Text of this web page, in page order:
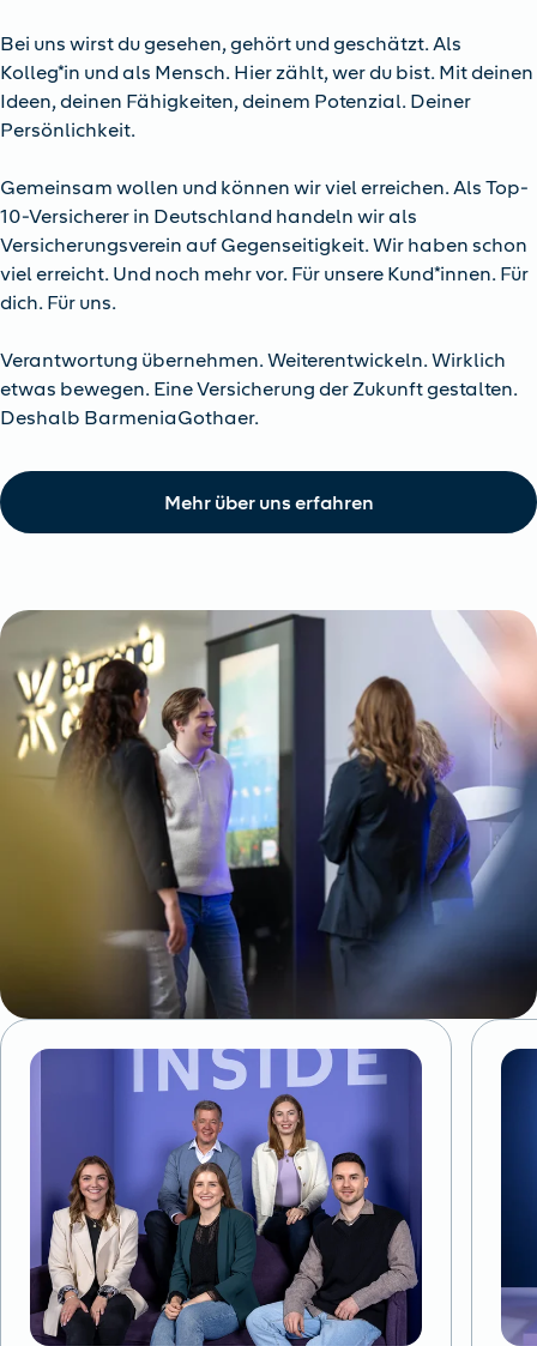
Bei uns wirst du gesehen, gehört und geschätzt. Als
Kolleg*in und als Mensch. Hier zählt, wer du bist. Mit deinen
Ideen, deinen Fähigkeiten, deinem Potenzial. Deiner
Persönlichkeit.
Gemeinsam wollen und können wir viel erreichen. Als Top-
10-Versicherer in Deutschland handeln wir als
Versicherungsverein auf Gegenseitigkeit. Wir haben schon
viel erreicht. Und noch mehr vor. Für unsere Kund*innen. Für
dich. Für uns.
Verantwortung übernehmen. Weiterentwickeln. Wirklich
etwas bewegen. Eine Versicherung der Zukunft gestalten.
Deshalb BarmeniaGothaer.
Mehr über uns erfahren